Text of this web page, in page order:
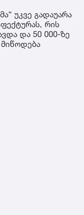
უკვე გადაუარა
რის
და 50 000-ზე